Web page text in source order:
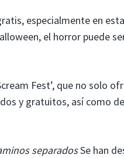
especialmente en
el horror puede
Fest’, que no solo
y gratuitos, así como
separadosSe han